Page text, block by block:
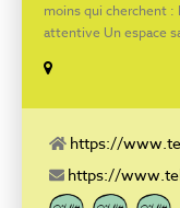
moins qui cherchent
attentive Un espace
Facebook :
https://
https://